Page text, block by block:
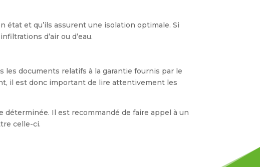
état et qu’ils assurent une isolation optimale. Si
d’air ou d’eau.
les documents relatifs à la garantie fournis par le
il est donc important de lire attentivement les
déterminée. Il est recommandé de faire appel à un
celle-ci.